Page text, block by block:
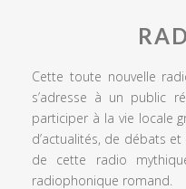
Cette toute nouvelle
s’adresse à un public
participer à la vie locale
d’actualités, de débats
de cette radio
radiophonique romand.